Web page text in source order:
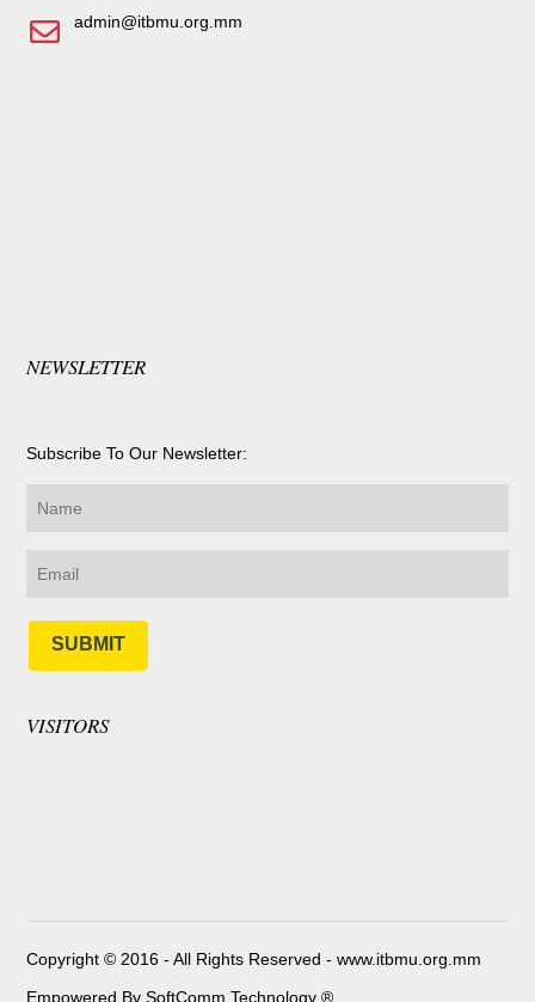
admin@itbmu.org.mm
NEWSLETTER
Subscribe To Our Newsletter:
SUBMIT
VISITORS
Copyright © 2016 - All Rights Reserved - www.itbmu.org.mm
Empowered By SoftComm Technology ®